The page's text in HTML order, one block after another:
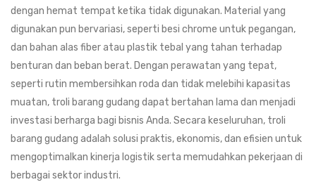
dengan hemat tempat ketika tidak digunakan. Material yang
digunakan pun bervariasi, seperti besi chrome untuk pegangan,
dan bahan alas fiber atau plastik tebal yang tahan terhadap
benturan dan beban berat. Dengan perawatan yang tepat,
seperti rutin membersihkan roda dan tidak melebihi kapasitas
muatan, troli barang gudang dapat bertahan lama dan menjadi
investasi berharga bagi bisnis Anda. Secara keseluruhan, troli
barang gudang adalah solusi praktis, ekonomis, dan efisien untuk
mengoptimalkan kinerja logistik serta memudahkan pekerjaan di
berbagai sektor industri.